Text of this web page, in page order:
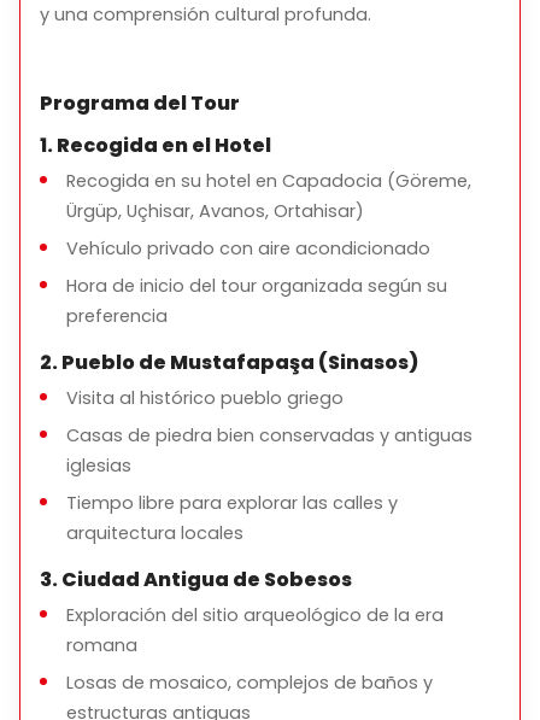
Visita el sitio arqueológico de la época romana con
Pasea por uno de los valles más pintorescos de
Cappadocia, famoso por sus iglesias excavadas en
la roca y paisajes tranquilos.
Ciudad Subterránea (Kaymaklı o Derinkuyu)
Descubre una de las notables ciudades subterráneas
de Cappadocia y aprende cómo vivían las antiguas
civilizaciones bajo tierra.
Puntos de Vista Panorámicos
Disfruta de paradas fotográficas escénicas con
Duración del Tour
Approxidamente7-8 horas
Qué Incluye
y una comprensión cultural profunda.
Programa del Tour
1. Recogida en el Hotel
Recogida en su hotel en Capadocia (Göreme,
Ürgüp, Uçhisar, Avanos, Ortahisar)
Vehículo privado con aire acondicionado
Hora de inicio del tour organizada según su
preferencia
2. Pueblo de Mustafapaşa (Sinasos)
Visita al histórico pueblo griego
Casas de piedra bien conservadas y antiguas
iglesias
Tiempo libre para explorar las calles y
arquitectura locales
3. Ciudad Antigua de Sobesos
Exploración del sitio arqueológico de la era
romana
Losas de mosaico, complejos de baños y
estructuras antiguas